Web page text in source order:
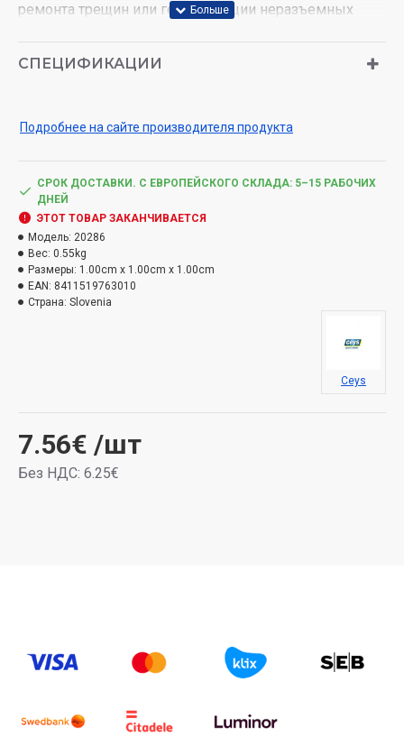
ремонта трещин или герметизации неразъемных
+1500°С и прямого огня. Подходит для ремонта
соединения и ремонта противопожарных дверей,
отопления, печей, котлов, каминов и дымоходов,
Использование только в помещении.
СПЕЦИФИКАЦИИ
Подробнее на сайте производителя продукта
7.56€ /шт
Без НДС: 6.25€
СРОК ДОСТАВКИ. С ЕВРОПЕЙСКОГО СКЛАДА: 5–15 РАБОЧИХ
ДНЕЙ
ЭТОТ ТОВАР ЗАКАНЧИВАЕТСЯ
Модель: 20286
Вес: 0.55kg
Размеры: 1.00cm x 1.00cm x 1.00cm
EAN: 8411519763010
Страна: Slovenia
Ceys